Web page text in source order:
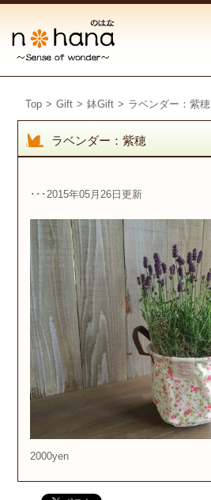
Top > Gift > 鉢Gift > ラベンダー：紫穂
ラベンダー：紫穂
･･･2015年05月26日更新
2000yen